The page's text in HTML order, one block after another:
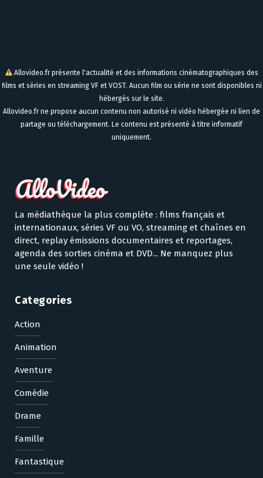
Allovideo.fr présente l'actualité et des informations cinématographiques des
films et séries en streaming VF et VOST. Aucun film ou série ne sont disponibles ni
hébergés sur le site.
Allovideo.fr ne propose aucun contenu non autorisé ni vidéo hébergée ni lien de
partage ou téléchargement. Le contenu est présenté à titre informatif
uniquement.
La médiathèque la plus complète : films français et
internationaux, séries VF ou VO, streaming et chaînes en
direct, replay émissions documentaires et reportages,
agenda des sorties cinéma et DVD... Ne manquez plus
une seule vidéo !
Categories
Action
Animation
Aventure
Comédie
Drame
Famille
Fantastique